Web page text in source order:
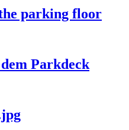
the parking floor
Parkdeck